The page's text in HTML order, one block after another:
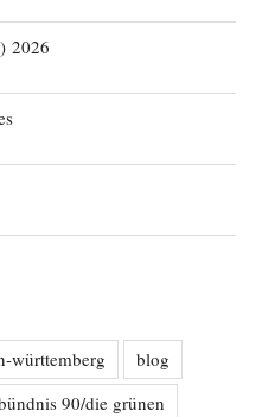
2026
württemberg
blog
90/die grünen